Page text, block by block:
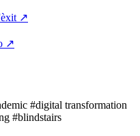
↗
↗
#digital transformation
#blindstairs